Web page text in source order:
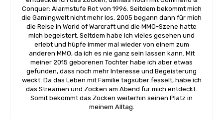
Conquer: Alarmstufe Rot von 1996. Seitdem bekommt mich
die Gamingwelt nicht mehr los. 2005 begann dann für mich
die Reise in World of Warcraft und die MMO-Szene hatte
mich begeistert. Seitdem habe ich vieles gesehen und
erlebt und hüpfe immer mal wieder von einem zum
anderen MMO, da ich es nie ganz sein lassen kann. Mit
meiner 2015 geborenen Tochter habe ich aber etwas
gefunden, dass noch mehr Interesse und Begeisterung
weckt. Da das Leben mit Familie tagsüber fesselt, habe ich
das Streamen und Zocken am Abend für mich entdeckt.
Somit bekommt das Zocken weiterhin seinen Platz in
meinem Alltag.